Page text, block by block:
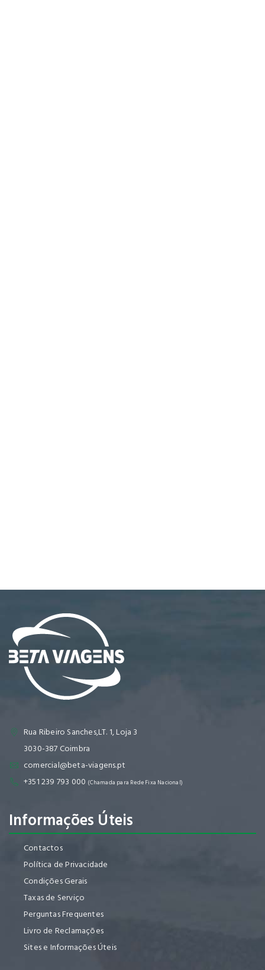
Rua Ribeiro Sanches,LT. 1, Loja 3
3030-387 Coimbra
comercial@beta-viagens.pt
+351 239 793 000 (Chamada para Rede Fixa Nacional)
Informações Úteis
Contactos
Política de Privacidade
Condições Gerais
Taxas de Serviço
Perguntas Frequentes
Livro de Reclamações
Sites e Informações Úteis